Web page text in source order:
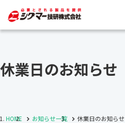
休業日のお知らせ
HOME お知らせ一覧 休業日のお知らせ